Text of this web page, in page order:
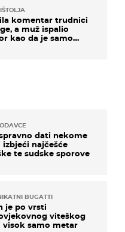
komentar trudnici
a muž ispalio
kao da je samo
dati nekome
izbjeći najčešće
te sudske sporove
BUGATTI
je po vrsti
viteškog
visok samo metar